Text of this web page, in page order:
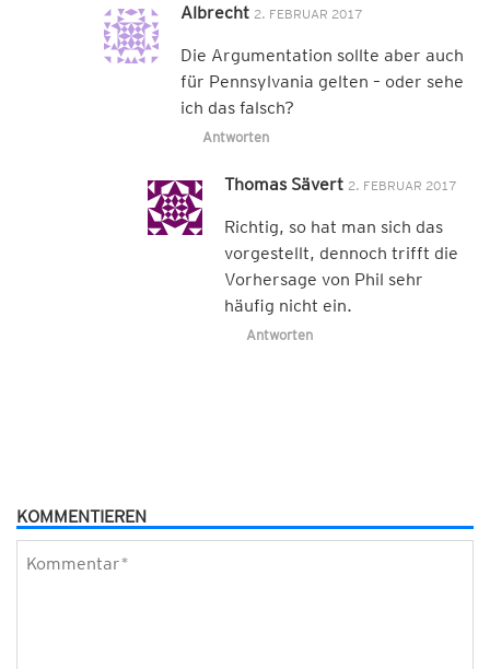
Albrecht 2. FEBRUAR 2017
Die Argumentation sollte aber auch
für Pennsylvania gelten – oder sehe
ich das falsch?
Antworten
Thomas Sävert 2. FEBRUAR 2017
Richtig, so hat man sich das
vorgestellt, dennoch trifft die
Vorhersage von Phil sehr
häufig nicht ein.
Antworten
KOMMENTIEREN